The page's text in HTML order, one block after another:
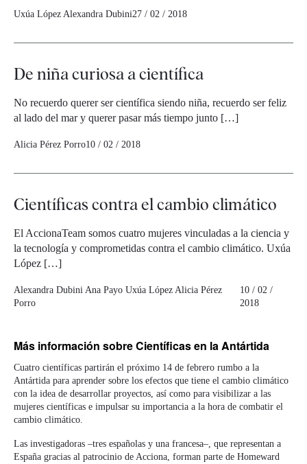
Uxúa López Alexandra Dubini27 / 02 / 2018
De niña curiosa a científica
No recuerdo querer ser científica siendo niña, recuerdo ser feliz
al lado del mar y querer pasar más tiempo junto […]
Alicia Pérez Porro10 / 02 / 2018
Científicas contra el cambio climático
El AccionaTeam somos cuatro mujeres vinculadas a la ciencia y
la tecnología y comprometidas contra el cambio climático. Uxúa
López […]
Alexandra Dubini Ana Payo Uxúa López Alicia Pérez
Porro
10 / 02 /
2018
Más información sobre Científicas en la Antártida
Cuatro científicas partirán el próximo 14 de febrero rumbo a la
Antártida para aprender sobre los efectos que tiene el cambio climático
con la idea de desarrollar proyectos, así como para visibilizar a las
mujeres científicas e impulsar su importancia a la hora de combatir el
cambio climático.
Las investigadoras –tres españolas y una francesa–, que representan a
España gracias al patrocinio de Acciona, forman parte de Homeward